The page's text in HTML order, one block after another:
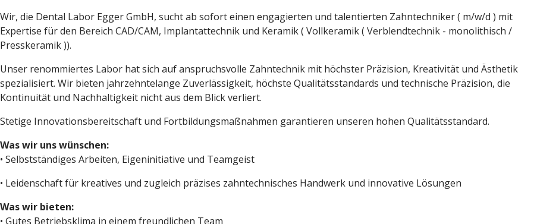
Wir, die Dental Labor Egger GmbH, sucht ab sofort einen engagierten und talentierten Zahntechniker ( m/w/d ) mit
Expertise für den Bereich CAD/CAM, Implantattechnik und Keramik ( Vollkeramik ( Verblendtechnik - monolithisch /
Presskeramik )).
Unser renommiertes Labor hat sich auf anspruchsvolle Zahntechnik mit höchster Präzision, Kreativität und Ästhetik
spezialisiert. Wir bieten jahrzehntelange Zuverlässigkeit, höchste Qualitätsstandards und technische Präzision, die
Kontinuität und Nachhaltigkeit nicht aus dem Blick verliert.
Stetige Innovationsbereitschaft und Fortbildungsmaßnahmen garantieren unseren hohen Qualitätsstandard.
Was wir uns wünschen:
• Selbstständiges Arbeiten, Eigeninitiative und Teamgeist
• Leidenschaft für kreatives und zugleich präzises zahntechnisches Handwerk und innovative Lösungen
Was wir bieten:
• Gutes Betriebsklima in einem freundlichen Team